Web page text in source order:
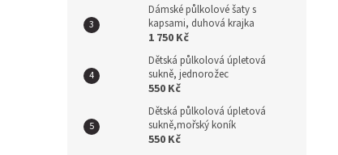
Dámské půlkolové šaty s
kapsami, duhová krajka
1 750 Kč
Dětská půlkolová úpletová
sukně, jednorožec
550 Kč
Dětská půlkolová úpletová
sukně,mořský koník
550 Kč